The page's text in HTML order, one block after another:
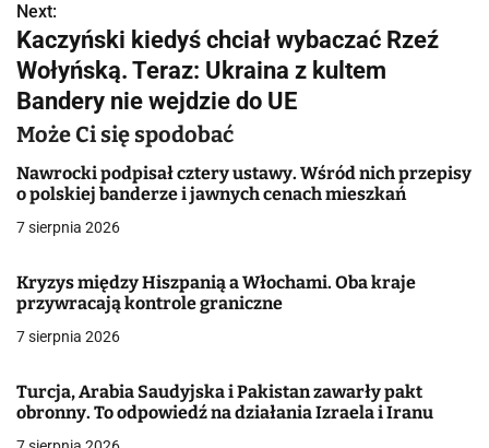
i
g
a
c
j
a
w
p
s
u
Next:
Kaczyński kiedyś chciał wybaczać Rzeź
Wołyńską. Teraz: Ukraina z kultem
Bandery nie wejdzie do UE
Może Ci się spodobać
Nawrocki podpisał cztery ustawy. Wśród nich przepisy
o polskiej banderze i jawnych cenach mieszkań
7 sierpnia 2026
Kryzys między Hiszpanią a Włochami. Oba kraje
przywracają kontrole graniczne
7 sierpnia 2026
Turcja, Arabia Saudyjska i Pakistan zawarły pakt
obronny. To odpowiedź na działania Izraela i Iranu